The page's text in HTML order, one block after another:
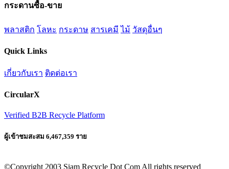
กระดานซื้อ-ขาย
พลาสติก โลหะ กระดาษ สารเคมี ไม้ วัสดุอื่นๆ
Quick Links
เกี่ยวกับเรา ติดต่อเรา
CircularX
Verified B2B Recycle Platform
ผู้เข้าชมสะสม 6,467,359 ราย
©Copyright 2003 Siam Recycle Dot Com All rights reserved